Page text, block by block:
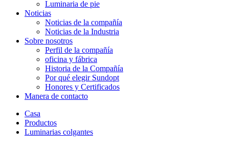
Luminaria de pie
Noticias
Noticias de la compañía
Noticias de la Industria
Sobre nosotros
Perfil de la compañía
oficina y fábrica
Historia de la Compañía
Por qué elegir Sundopt
Honores y Certificados
Manera de contacto
Casa
Productos
Luminarias colgantes